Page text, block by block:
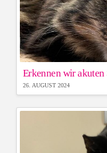
Erkennen wir akuten
26. AUGUST 2024